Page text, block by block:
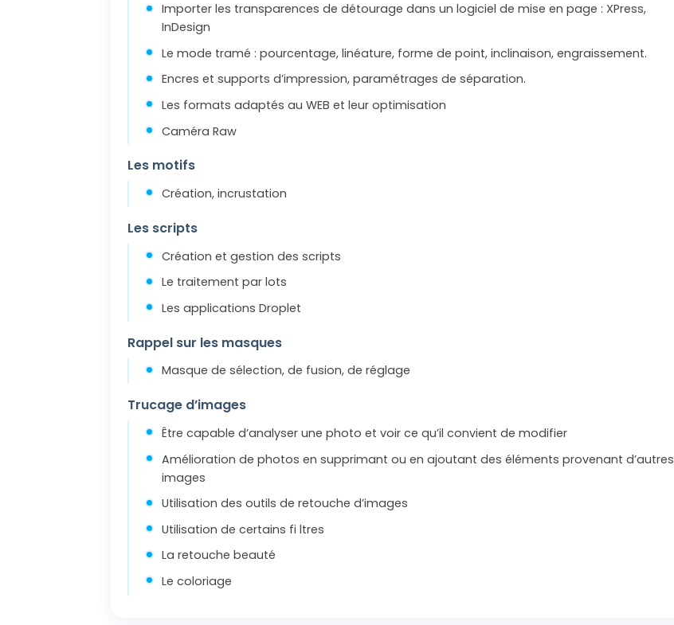
Importer les transparences de détourage dans un logiciel de mise en page : XPress,
InDesign
Le mode tramé : pourcentage, linéature, forme de point, inclinaison, engraissement.
Encres et supports d’impression, paramétrages de séparation.
Les formats adaptés au WEB et leur optimisation
Caméra Raw
Les motifs
Création, incrustation
Les scripts
Création et gestion des scripts
Le traitement par lots
Les applications Droplet
Rappel sur les masques
Masque de sélection, de fusion, de réglage
Trucage d’images
Être capable d’analyser une photo et voir ce qu’il convient de modifier
Amélioration de photos en supprimant ou en ajoutant des éléments provenant d’autres
images
Utilisation des outils de retouche d’images
Utilisation de certains fi ltres
La retouche beauté
Le coloriage